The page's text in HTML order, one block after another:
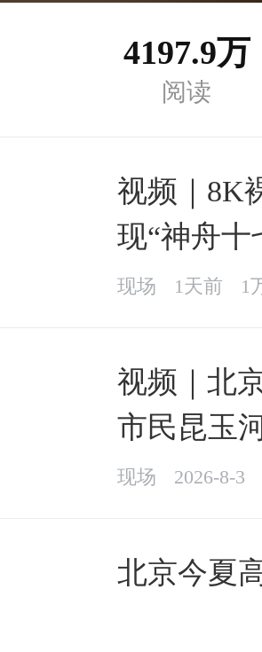
4197.9万
阅读
视频｜8K
现“神舟十
现场 1天前 1
视频｜北
市民昆玉
现场 2026-8-3
北京今夏